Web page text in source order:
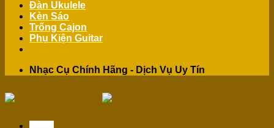
Đàn Ukulele
Kèn Sáo
Trống Cajon
Phụ Kiện Guitar
Nhạc Cụ Chính Hãng - Dịch Vụ Uy Tín